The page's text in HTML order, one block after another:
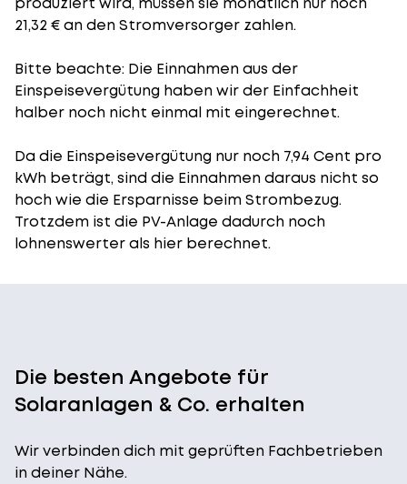
21,32 € an den Stromversorger zahlen.
Bitte beachte: Die Einnahmen aus der
Einspeisevergütung haben wir der Einfachheit
halber noch nicht einmal mit eingerechnet.
Da die Einspeisevergütung nur noch 7,94 Cent pro
kWh beträgt, sind die Einnahmen daraus nicht so
hoch wie die Ersparnisse beim Strombezug.
Trotzdem ist die PV-Anlage dadurch noch
lohnenswerter als hier berechnet.
Die besten Angebote für
Solaranlagen & Co. erhalten
Wir verbinden dich mit geprüften Fachbetrieben
in deiner Nähe.